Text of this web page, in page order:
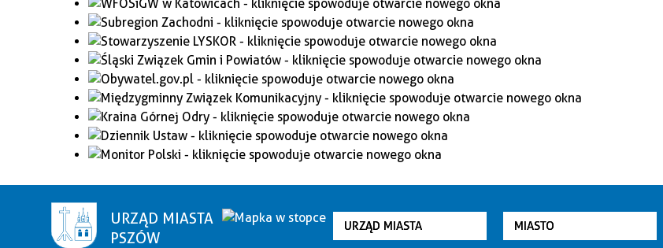
URZĄD MIASTA
PSZÓW
URZĄD MIASTA MIASTO